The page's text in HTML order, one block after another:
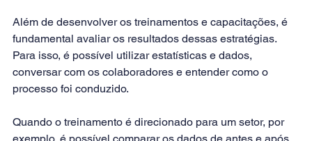
Além de desenvolver os treinamentos e capacitações, é
fundamental avaliar os resultados dessas estratégias.
Para isso, é possível utilizar estatísticas e dados,
conversar com os colaboradores e entender como o
processo foi conduzido.
Quando o treinamento é direcionado para um setor, por
exemplo, é possível comparar os dados de antes e após